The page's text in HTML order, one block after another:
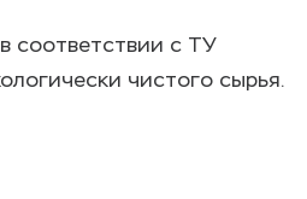
соответствии с ТУ
чистого сырья.